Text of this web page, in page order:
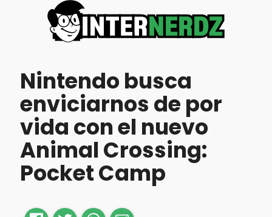
Nintendo busca
enviciarnos de por
vida con el nuevo
Animal Crossing:
Pocket Camp